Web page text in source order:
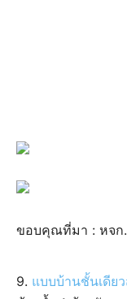
ขอบคุณที่มา : หจก.
9. แบบบ้านชั้นเดีย